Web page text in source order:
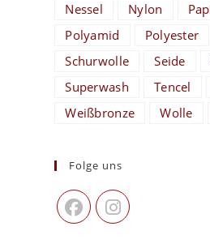
Nessel
Nylon
Polyamid
Polyester
Schurwolle
Seide
Superwash
Tencel
Weißbronze
Wolle
Folge uns